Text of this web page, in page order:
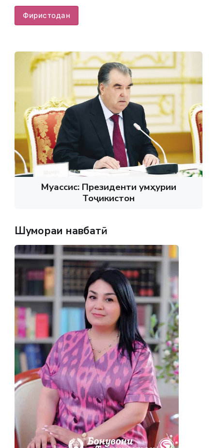
Фиристодан
Муассис: Президенти Ҷумҳурии
Тоҷикистон
Шумораи навбатӣ